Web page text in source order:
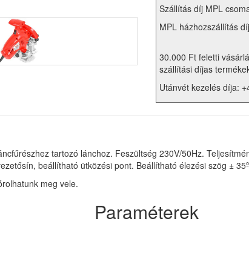
Szállítás díj MPL
MPL házhozszállítás
30.000 Ft feletti
szállítási díjas
Utánvét kezelés díja:
tartozó lánchoz. Feszültség 230V/50Hz.
beállítható ütközési pont. Beállítható élezési szög ±
meg vele.
Paraméterek